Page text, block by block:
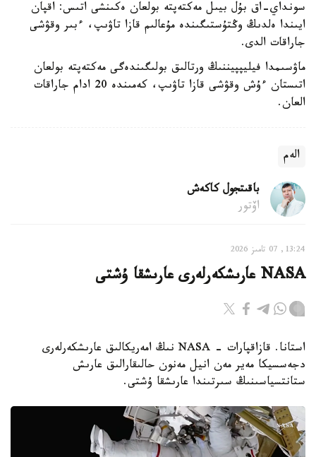
سونداي-اق بۇل بيىل مەكتەپتە بولعان ەكىنشى اتىس: اقپان
ايىندا ەلدىڭ وڭتۇستىگىندە مۇعالىم قازا تاۋىپ، ءبىر وقۋشى
جاراقات الدى.
ماۋسىمدا فيليپپيننىڭ ورتالىق بولىگىندەگى مەكتەپتە بولعان
اتىستان ءۇش وقۋشى قازا تاۋىپ، كەمىندە 20 ادام جاراقات
العان.
الەم
باقىتجول كاكەش
اۆتور
13:24, 07 تامىز 2026
NASA عارىشكەرلەرى عارىشقا ۇشتى
استانا. قازاقپارات - NASA نىڭ امەريكالىق عارىشكەرلەرى
دجەسسيكا مەير مەن انيل مەنون حالىقارالىق عارىش
ستانتسياسىنىڭ سىرتىندا عارىشقا ۇشتى.